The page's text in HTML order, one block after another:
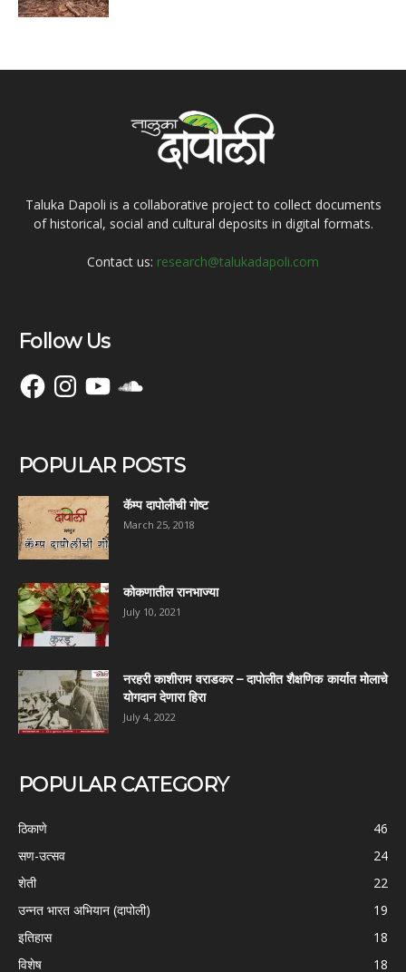
Taluka Dapoli is a collaborative project to collect documents
of historical, social and cultural deposits in digital formats.
Contact us: research@talukadapoli.com
Follow Us
FacebookInstagramYouTubeSoundCloud
POPULAR POSTS
कॅम्प दापोलीची गोष्ट
March 25, 2018
कोकणातील रानभाज्या
July 10, 2021
नरहरी काशीराम वराडकर – दापोलीत शैक्षणिक कार्यात मोलाचे
योगदान देणारा हिरा
July 4, 2022
POPULAR CATEGORY
ठिकाणे
46
सण-उत्सव
24
शेती
22
उन्नत भारत अभियान (दापोली)
19
इतिहास
18
विशेष
18